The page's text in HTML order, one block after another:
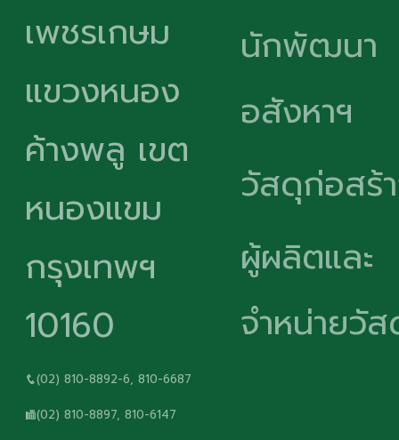
เพชรเกษม
แขวงหนอง
ค้างพลู เขต
หนองแขม
กรุงเทพฯ
10160
(02) 810-8892-6, 810-6687
(02) 810-8897, 810-6147
นักพัฒนา
อสังหาฯ
วัสดุก่อสร้
ผู้ผลิตและ
จำหน่ายวั